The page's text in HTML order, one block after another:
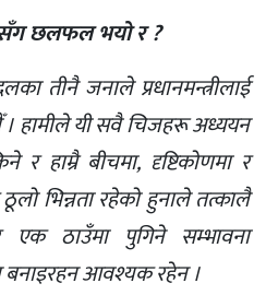
छलफल भयो र ?
तीनै जनाले प्रधानमन्त्रीलाई
हामीले यी सवै चिजहरू अध्ययन
र हाम्रै बीचमा, दृष्टिकोणमा र
भिन्नता रहेको हुनाले तत्कालै
ठाउँमा पुगिने सम्भावना
बनाइरहन आवश्यक रहेन ।